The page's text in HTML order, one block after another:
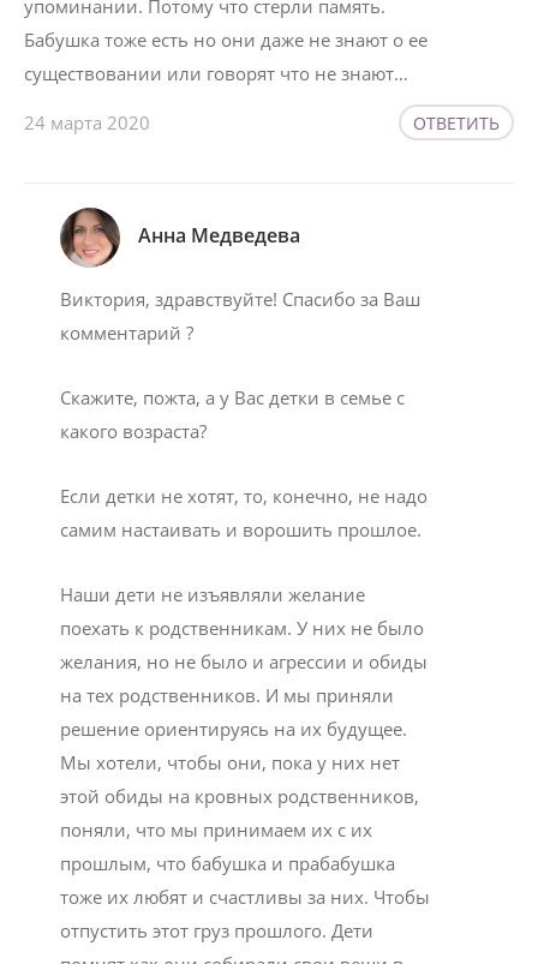
упоминании. Потому что стерли память.
Бабушка тоже есть но они даже не знают о ее
существовании или говорят что не знают…
24 марта 2020 ОТВЕТИТЬ
Анна Медведева
Виктория, здравствуйте! Спасибо за Ваш
комментарий ?
Скажите, пожта, а у Вас детки в семье с
какого возраста?
Если детки не хотят, то, конечно, не надо
самим настаивать и ворошить прошлое.
Наши дети не изъявляли желание
поехать к родственникам. У них не было
желания, но не было и агрессии и обиды
на тех родственников. И мы приняли
решение ориентируясь на их будущее.
Мы хотели, чтобы они, пока у них нет
этой обиды на кровных родственников,
поняли, что мы принимаем их с их
прошлым, что бабушка и прабабушка
тоже их любят и счастливы за них. Чтобы
отпустить этот груз прошлого. Дети